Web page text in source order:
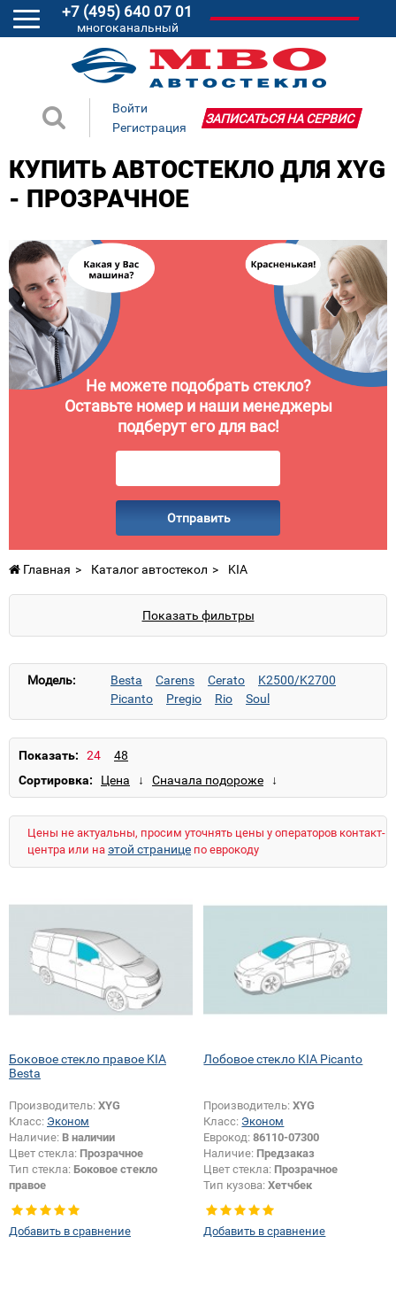
+7 (495) 640 07 01
многоканальный
Войти
Регистрация
ЗАПИСАТЬСЯ НА СЕРВИС
КУПИТЬ АВТОСТЕКЛО ДЛЯ XYG
- ПРОЗРАЧНОЕ
Не можете подобрать стекло?
Оставьте номер и наши менеджеры
подберут его для вас!
Отправить
Главная Каталог автостекол KIA
Показать фильтры
Модель: Besta Carens Cerato
K2500/K2700
Picanto
Pregio Rio Soul
Показать:
Сортировка:
Цены не актуальны, просим уточнять цены у операторов контакт-
центра или на этой странице по еврокоду
Боковое стекло правое KIA
Besta
Производитель: XYG
Класс: Эконом
Наличие: В наличии
Цвет стекла: Прозрачное
Тип стекла: Боковое стекло
правое
Добавить в сравнение
Лобовое стекло KIA Picanto
Производитель:XYG
Класс: Эконом
Еврокод:86110-07300
Наличие: Предзаказ
Цвет стекла: Прозрачное
Тип кузова:Хетчбек
Добавить в сравнение